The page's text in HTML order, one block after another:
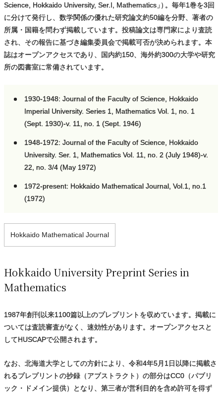
Science, Hokkaido University, Ser.I, Mathematics 」 ） 。毎年1巻を3回
に分けて発行し、数学関係の優れた研究論文約50編を分野、著者の
所属・国籍を問わず掲載しています。投稿論文は専門家により査読
され、その報告に基づき編集委員会で掲載可否が決められます。本
誌はオープンアクセスであり、国内約150、海外約300の大学や研究
所の図書室に常備されています。
1930-1948: Journal of the Faculty of Science, Hokkaido
Imperial University. Series 1, Mathematics Vol. 1, no. 1
(Sept. 1930)-v. 11, no. 1 (Sept. 1946)
1948-1972: Journal of the Faculty of Science, Hokkaido
University. Ser. 1, Mathematics Vol. 11, no. 2 (July 1948)-v.
22, no. 3/4 (May 1972)
1972-present: Hokkaido Mathematical Journal, Vol.1, no.1
(1972)
Hokkaido Mathematical Journal
Hokkaido University Preprint Series in
Mathematics
1987年創刊以来1100篇以上のプレプリントを収めています。掲載に
ついては査読審査がなく、速効性があります。オープンアクセスと
してHUSCAPで公開されます。
なお、北海道大学としての方針により、令和4年5月1日以降に掲載さ
れるプレプリントの抄録（アブストラクト）の部分はCC0（パブリ
ック・ドメイン提供）となり、第三者が営利目的を含め許可を得ず